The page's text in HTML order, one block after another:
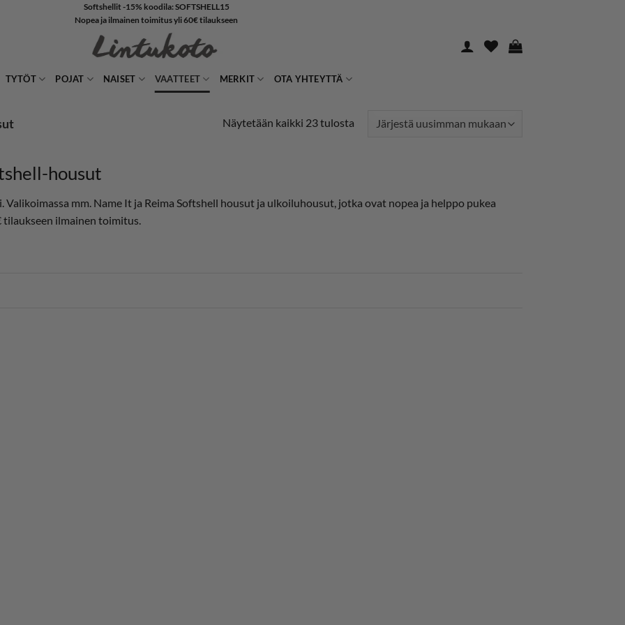
Softshellit -15% koodila: SOFTSHELL15
Nopea ja ilmainen toimitus yli 60€ tilaukseen
TYTÖT POJAT NAISET VAATTEET MERKIT OTA YHTEYTTÄ
Näytetään kaikki 23 tulostaSorted
housut
mm. Name It ja Reima Softshell housut ja ulkoiluhousut, jotka ovat nopea ja helppo pukea
ilmainen toimitus.